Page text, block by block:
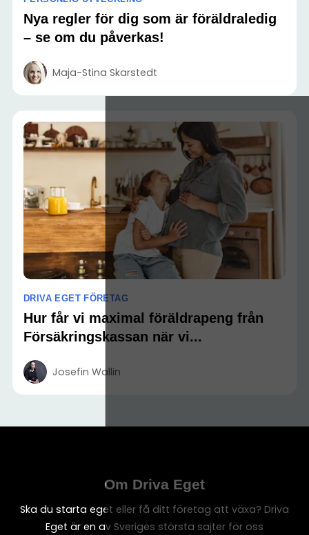
Nya regler för dig som är föräldraledig
– se om du påverkas!
Maja-Stina Skarstedt
DRIVA EGET FÖRETAG
Hur får vi maximal föräldrapeng från
Försäkringskassan när vi...
Josefin Wallin
Om Driva Eget
Ska du starta eget eller få ditt företag att växa? Driva
Eget är en av Sveriges största sajter för oss